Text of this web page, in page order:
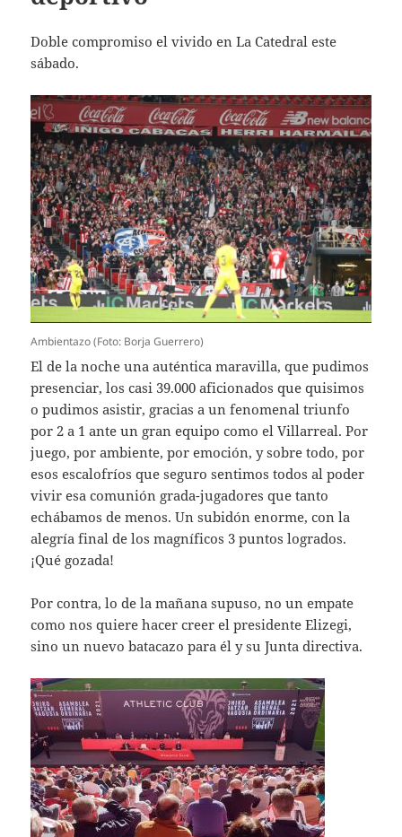
Doble compromiso el vivido en La Catedral este
sábado.
Ambientazo (Foto: Borja Guerrero)
El de la noche una auténtica maravilla, que pudimos
presenciar, los casi 39.000 aficionados que quisimos
o pudimos asistir, gracias a un fenomenal triunfo
por 2 a 1 ante un gran equipo como el Villarreal. Por
juego, por ambiente, por emoción, y sobre todo, por
esos escalofríos que seguro sentimos todos al poder
vivir esa comunión grada-jugadores que tanto
echábamos de menos. Un subidón enorme, con la
alegría final de los magníficos 3 puntos logrados.
¡Qué gozada!
Por contra, lo de la mañana supuso, no un empate
como nos quiere hacer creer el presidente Elizegi,
sino un nuevo batacazo para él y su Junta directiva.